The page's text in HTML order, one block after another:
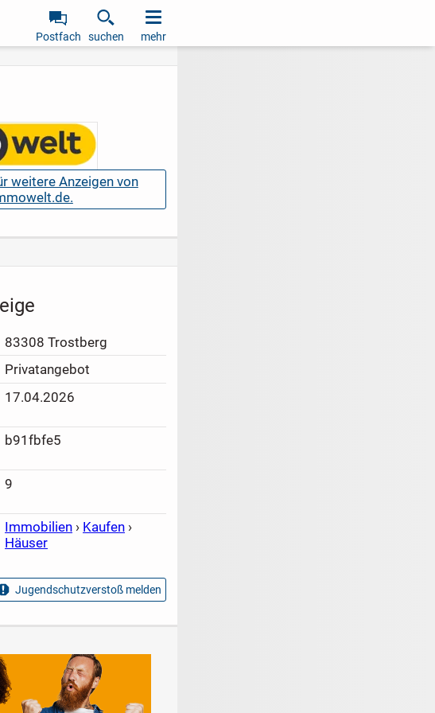
Postfach suchen mehr
weitere Anzeigen von
83308 Trostberg
Privatangebot
17.04.2026
b91fbfe5
9
Immobilien › Kaufen ›
Häuser
Jugendschutzverstoß melden